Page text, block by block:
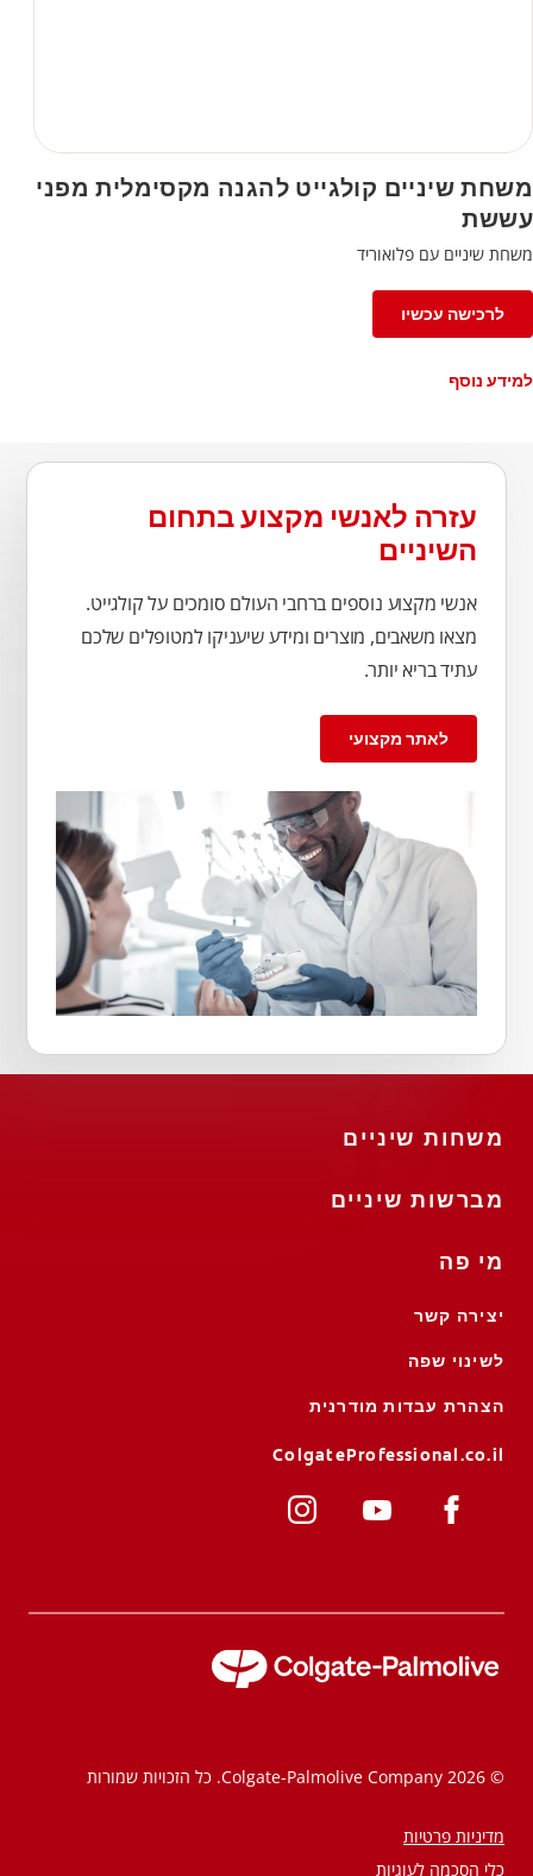
משחת שיניים קולגייט להגנה מקסימלית מפני
עששת
משחת שיניים עם פלואוריד
לרכישה עכשיו
למידע נוסף
עזרה לאנשי מקצוע בתחום
השיניים
אנשי מקצוע נוספים ברחבי העולם סומכים על קולגייט.
מצאו משאבים, מוצרים ומידע שיעניקו למטופלים שלכם
עתיד בריא יותר.
לאתר מקצועי
משחות שיניים
מברשות שיניים
מי פה
יצירה קשר
לשינוי שפה
הצהרת עבדות מודרנית
ColgateProfessional.co.il
© 2026 Colgate-Palmolive Company. כל הזכויות שמורות
מדיניות פרטיות
כלי הסכמה לעוגיות